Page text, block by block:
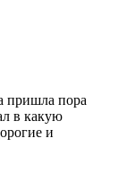
пришла пора
в какую
и